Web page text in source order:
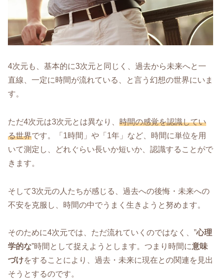
4次元も、基本的に3次元と同じく、過去から未来へと一
直線、一定に時間が流れている、と言う幻想の世界にいま
す。
ただ4次元は3次元とは異なり、 時間の感覚を認識してい
る世界です。「1時間」や「1年」など、時間に単位を用
いて測定し、どれぐらい長いか短いか、認識することがで
きます。
そして3次元の人たちが感じる、過去への後悔・未来への
不安を克服し、時間の中でうまく生きようと努めます。
そのために4次元では、ただ流れていくのではなく、”心理
学的な”時間として捉えようとします。つまり時間に意味
づけをすることにより、過去・未来に現在との関連を見出
そうとするのです。